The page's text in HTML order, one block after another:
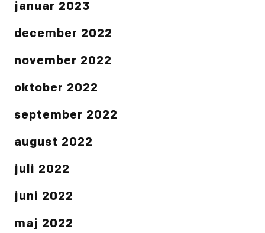
januar 2023
december 2022
november 2022
oktober 2022
september 2022
august 2022
juli 2022
juni 2022
maj 2022